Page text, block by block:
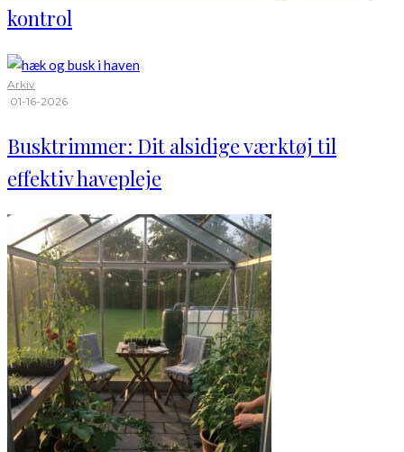
kontrol
Arkiv
·01-16-2026
Busktrimmer: Dit alsidige værktøj til
effektiv havepleje